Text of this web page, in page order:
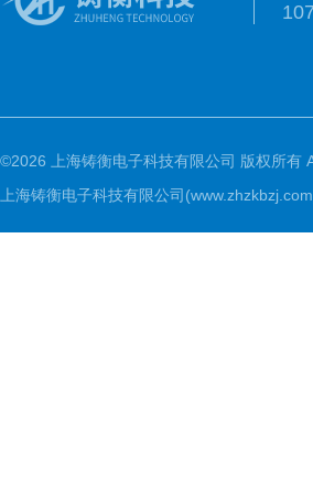
©2026 上海铸衡电子科技有限公司 版权所有
上海铸衡电子科技有限公司